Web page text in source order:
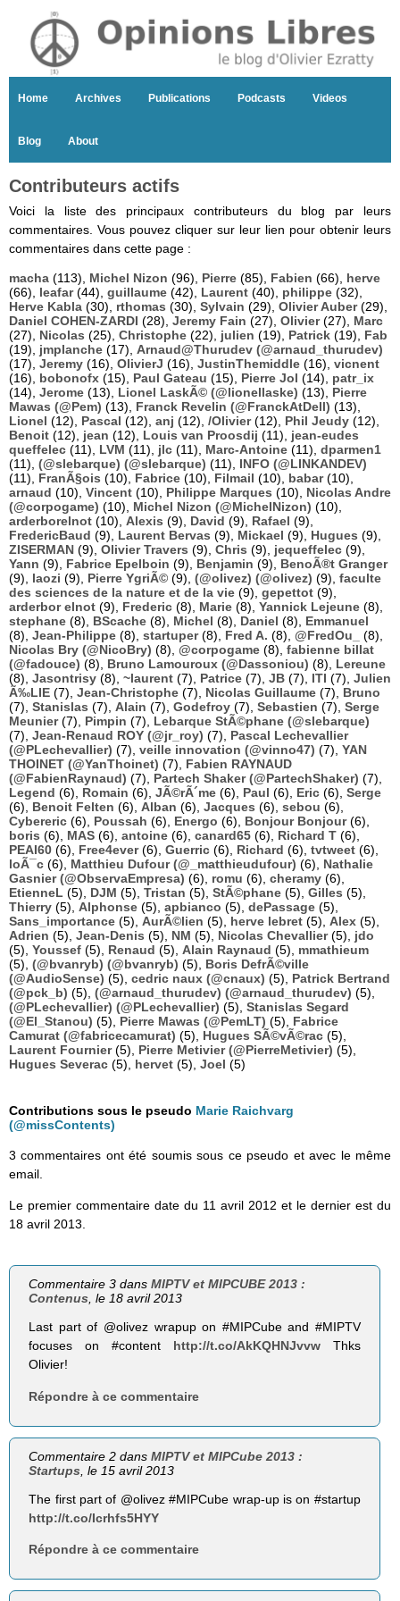
Home Archives Publications Podcasts Videos
Blog About
Contributeurs actifs
Voici la liste des principaux contributeurs du blog par leurs
commentaires. Vous pouvez cliquer sur leur lien pour obtenir leurs
commentaires dans cette page :
macha (113), Michel Nizon (96), Pierre (85), Fabien (66), herve
(66), leafar(44), guillaume (42), Laurent (40), philippe (32),
Herve Kabla (30), rthomas (30), Sylvain (29), Olivier Auber(29),
Daniel COHEN-ZARDI (28), Jeremy Fain (27), Olivier(27), Marc
(27), Nicolas (25), Christophe (22), julien (19), Patrick (19), Fab
(19), jmplanche (17), Arnaud@Thurudev (@arnaud_thurudev)
(17), Jeremy (16), OlivierJ (16), JustinThemiddle (16), vicnent
(16), bobonofx (15), Paul Gateau (15), Pierre Jol (14), patr_ix
(14), Jerome (13), Lionel LaskÃ© (@lionellaske) (13), Pierre
Mawas (@Pem) (13), Franck Revelin (@FranckAtDell) (13),
Lionel (12), Pascal (12), anj (12), /Olivier(12), Phil Jeudy (12),
Benoit (12), jean (12), Louis van Proosdij (11), jean-eudes
queffelec (11), LVM (11), jlc (11), Marc-Antoine (11), dparmen1
(11), (@slebarque) (@slebarque) (11), INFO (@LINKANDEV)
(11), FranÃ§ois (10), Fabrice (10), Filmail (10), babar(10),
arnaud (10), Vincent (10), Philippe Marques (10), Nicolas Andre
(@corpogame) (10), Michel Nizon (@MichelNizon) (10),
arderborelnot (10), Alexis (9), David (9), Rafael (9),
FredericBaud (9), Laurent Bervas (9), Mickael (9), Hugues (9),
ZISERMAN (9), Olivier Travers (9), Chris (9), jequeffelec (9),
Yann (9), Fabrice Epelboin (9), Benjamin (9), BenoÃ®t Granger
(9), laozi (9), Pierre YgriÃ© (9), (@olivez) (@olivez) (9), faculte
des sciences de la nature et de la vie (9), gepettot (9),
arderbor elnot (9), Frederic (8), Marie (8), Yannick Lejeune (8),
stephane (8), BScache (8), Michel (8), Daniel (8), Emmanuel
(8), Jean-Philippe (8), startuper(8), Fred A. (8), @FredOu_
(8),
Nicolas Bry (@NicoBry) (8), @corpogame (8), fabienne billat
(@fadouce) (8), Bruno Lamouroux (@Dassoniou) (8), Lereune
(8), Jasontrisy (8), ~laurent (7), Patrice (7), JB (7), ITI (7), Julien
Ã‰LIE (7), Jean-Christophe (7), Nicolas Guillaume (7), Bruno
(7), Stanislas (7), Alain (7), Godefroy (7), Sebastien (7), Serge
Meunier(7), Pimpin (7), Lebarque StÃ©phane (@slebarque)
(7), Jean-Renaud ROY (@jr_roy) (7), Pascal Lechevallier
(@PLechevallier) (7), veille innovation (@vinno47) (7), YAN
THOINET (@YanThoinet) (7), Fabien RAYNAUD
(@FabienRaynaud) (7), Partech Shaker (@PartechShaker) (7),
Legend (6), Romain (6), JÃ©rÃ´me (6), Paul (6), Eric (6), Serge
(6), Benoit Felten (6), Alban (6), Jacques (6), sebou (6),
Cybereric (6), Poussah (6), Energo (6), Bonjour Bonjour(6),
boris (6), MAS (6), antoine (6), canard65 (6), Richard T (6),
PEAI60 (6), Free4ever(6), Guerric (6), Richard (6), tvtweet (6),
loÃ¯c (6), Matthieu Dufour (@_matthieudufour) (6), Nathalie
Gasnier (@ObservaEmpresa) (6), romu (6), cheramy (6),
EtienneL (5), DJM (5), Tristan (5), StÃ©phane (5), Gilles (5),
Thierry (5), Alphonse (5), apbianco (5), dePassage (5),
Sans_importance (5), AurÃ©lien (5), herve lebret (5), Alex (5),
Adrien (5), Jean-Denis (5), NM (5), Nicolas Chevallier(5), jdo
(5), Youssef (5), Renaud (5), Alain Raynaud (5), mmathieum
(5), (@bvanryb) (@bvanryb) (5), Boris DefrÃ©ville
(@AudioSense) (5), cedric naux (@cnaux) (5), Patrick Bertrand
(@pck_b) (5), (@arnaud_thurudev) (@arnaud_thurudev) (5),
(@PLechevallier) (@PLechevallier) (5), Stanislas Segard
(@El_Stanou) (5), Pierre Mawas (@PemLT) (5), Fabrice
Camurat (@fabricecamurat) (5), Hugues SÃ©vÃ©rac (5),
Laurent Fournier(5), Pierre Metivier (@PierreMetivier) (5),
Hugues Severac (5), hervet (5), Joel (5)
Contributions sous le pseudo Marie Raichvarg
(@missContents)
3 commentaires ont été soumis sous ce pseudo et avec le même
email.
Le premier commentaire date du 11 avril 2012 et le dernier est du
18 avril 2013.
Commentaire 3 dansMIPTV et MIPCUBE 2013 :
Contenus, le 18 avril 2013
Last part of @olivez wrapup on #MIPCube and #MIPTV
focuses on #content http://t.co/AkKQHNJvvwThks
Olivier!
Répondre à ce commentaire
Commentaire 2 dansMIPTV et MIPCube 2013 :
Startups , le 15 avril 2013
The first part of @olivez #MIPCube wrap-up is on #startup
http://t.co/Icrhfs5HYY
Répondre à ce commentaire